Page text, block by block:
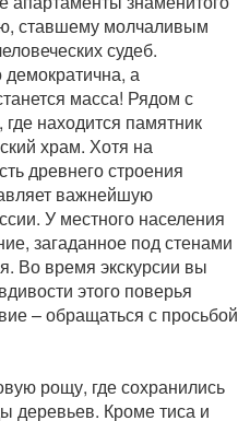
ставшему молчаливым
судеб.
демократична, а
масса! Рядом с
находится памятник
храм. Хотя на
древнего строения
важнейшую
У местного населения
загаданное под стенами
Во время экскурсии вы
этого поверья
– обращаться с просьбой
рощу, где сохранились
деревьев. Кроме тиса и